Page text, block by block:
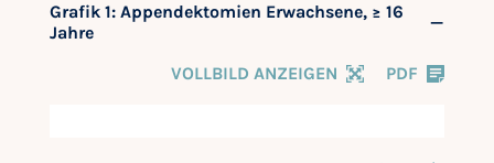
Grafik 1: Appendektomien Erwachsene, ≥ 16
Jahre
VOLLBILD ANZEIGEN
PDF